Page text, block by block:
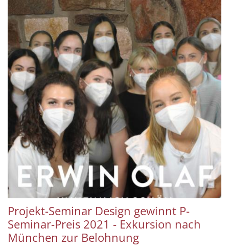
Projekt-Seminar Design gewinnt P-
Seminar-Preis 2021 - Exkursion nach
München zur Belohnung